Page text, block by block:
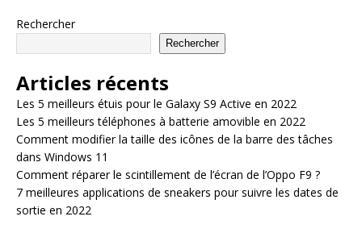
Rechercher
Rechercher
Articles récents
Les 5 meilleurs étuis pour le Galaxy S9 Active en 2022
Les 5 meilleurs téléphones à batterie amovible en 2022
Comment modifier la taille des icônes de la barre des tâches
dans Windows 11
Comment réparer le scintillement de l’écran de l’Oppo F9 ?
7 meilleures applications de sneakers pour suivre les dates de
sortie en 2022